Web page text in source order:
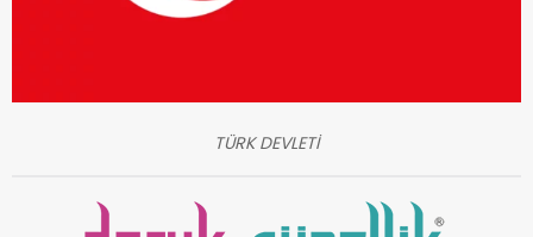
TÜRK DEVLETİ